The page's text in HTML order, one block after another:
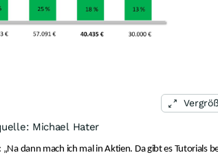
Michael Hater
dann mach ich mal in Aktien. Da gibt es Tutorials